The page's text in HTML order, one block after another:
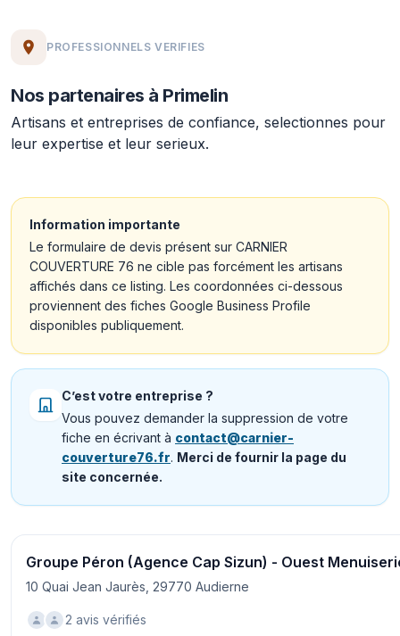
PROFESSIONNELS VERIFIES
Nos partenaires à Primelin
Artisans et entreprises de confiance, selectionnes pour
leur expertise et leur serieux.
Information importante
Le formulaire de devis présent sur CARNIER
COUVERTURE 76 ne cible pas forcément les artisans
affichés dans ce listing. Les coordonnées ci-dessous
proviennent des fiches Google Business Profile
disponibles publiquement.
C’est votre entreprise ?
Vous pouvez demander la suppression de votre
fiche en écrivant à contact@carnier-
couverture76.fr. Merci de fournir la page du
site concernée.
Groupe Péron (Agence Cap Sizun) - Ouest
10 Quai Jean Jaurès, 29770 Audierne
2 avis vérifiés